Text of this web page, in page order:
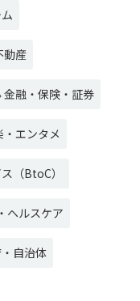
動産
金融・保険・証券
・エンタメ
（BtoC）
ヘルスケア
自治体